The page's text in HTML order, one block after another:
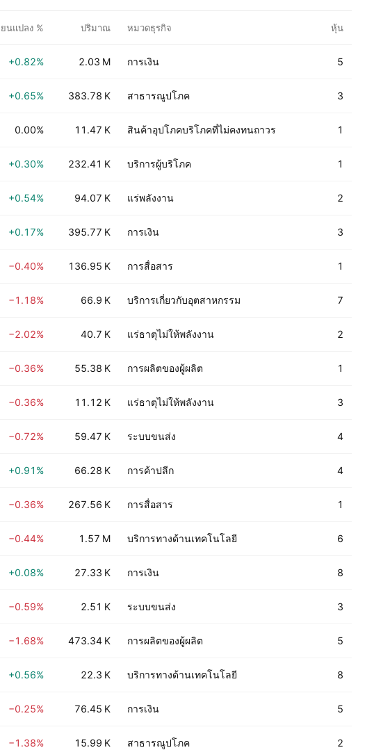
ยนแปลง % ปริมาณ หมวดธุรกิจ หุ้น
+0.82% 2.03 M การเงิน 5
+0.65% 383.78 K สาธารณูปโภค 3
0.00% 11.47 K สินค้าอุปโภคบริโภคที่ไม่คงทนถาวร 1
+0.30% 232.41 K บริการผู้บริโภค 1
+0.54% 94.07 K แร่พลังงาน 2
+0.17% 395.77 K การเงิน 3
−0.40% 136.95 K การสื่อสาร 1
−1.18% 66.9 K บริการเกี่ยวกับอุตสาหกรรม 7
−2.02% 40.7 K แร่ธาตุไม่ให้พลังงาน 2
−0.36% 55.38 K การผลิตของผู้ผลิต 1
−0.36% 11.12 K แร่ธาตุไม่ให้พลังงาน 3
−0.72% 59.47 K ระบบขนส่ง 4
+0.91% 66.28 K การค้าปลีก 4
−0.36% 267.56 K การสื่อสาร 1
−0.44% 1.57 M บริการทางด้านเทคโนโลยี 6
+0.08% 27.33 K การเงิน 8
−0.59% 2.51 K ระบบขนส่ง 3
−1.68% 473.34 K การผลิตของผู้ผลิต 5
+0.56% 22.3 K บริการทางด้านเทคโนโลยี 8
−0.25% 76.45 K การเงิน 5
−1.38% 15.99 K สาธารณูปโภค 2